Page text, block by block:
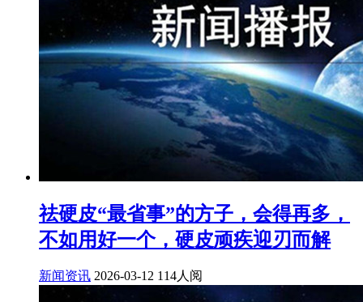
祛硬皮“最省事”的方子，会得再多，
不如用好一个，硬皮顽疾迎刃而解
新闻资讯 2026-03-12 114人阅